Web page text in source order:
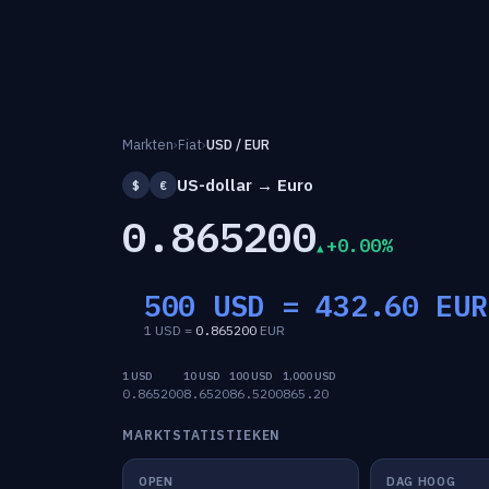
Markten›Fiat›USD / EUR
$ € US-dollar → Euro
0.865200 +0.00%
500 USD =432.60 EUR
1 USD = 0.865200 EUR
1 USD
0.865200
10 USD
8.6520
100 USD
86.5200
1,000 USD
865.20
MARKTSTATISTIEKEN
OPEN DAG HOOG